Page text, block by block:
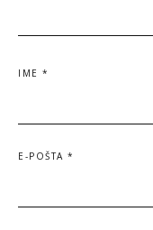
IME *
E-POŠTA *